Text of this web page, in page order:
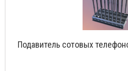
Подавитель сотовых